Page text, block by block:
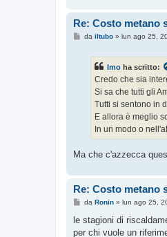
Re: Costo metano
Mda iltubo» lun ago 25,
Imo ha scritto:
Credo che sia
Si sa che tutti gli
Tutti si sentono in
E allora è meglio
In un modo o
Ma che c'azzecca
Re: Costo metano
M
s
a
da Ronin» lun ago 25,
le stagioni di
per chi vuole un